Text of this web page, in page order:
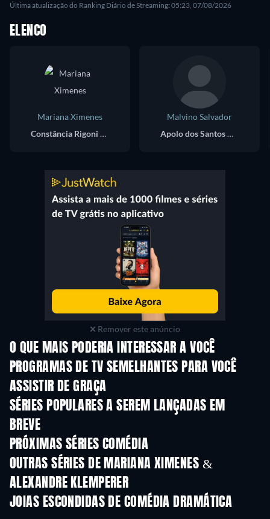
Última atualização do Ranking Diário de Streaming: 05:23, 07/08/2026
ELENCO
Mariana Ximenes
Constância Rigoni Di Marino (Tancinha)
Malvino Salvador
Apolo dos Santos Menezes
Remover este anúncio
O QUE MAIS PODERIA INTERESSAR A VOCÊ
Série Série
PROGRAMAS DE TV SEMELHANTES PARA VOCÊ
ASSISTIR DE GRAÇA
Série
SÉRIES POPULARES A SEREM LANÇADAS EM
BREVE
PRÓXIMAS SÉRIES COMÉDIA
Temporada 6 Temporada 2
OUTRAS SÉRIES DE MARIANA XIMENES &
ALEXANDRE KLEMPERER
Série
JOIAS ESCONDIDAS DE COMÉDIA DRAMÁTICA